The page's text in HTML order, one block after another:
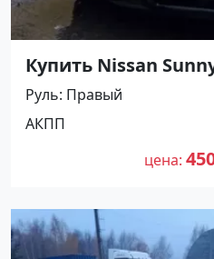
Купить Nissan
(1400/75 л.с.)
Мостовской цвет
цене 450000
№27489 на сайте
Руль Правый
АКПП
цена